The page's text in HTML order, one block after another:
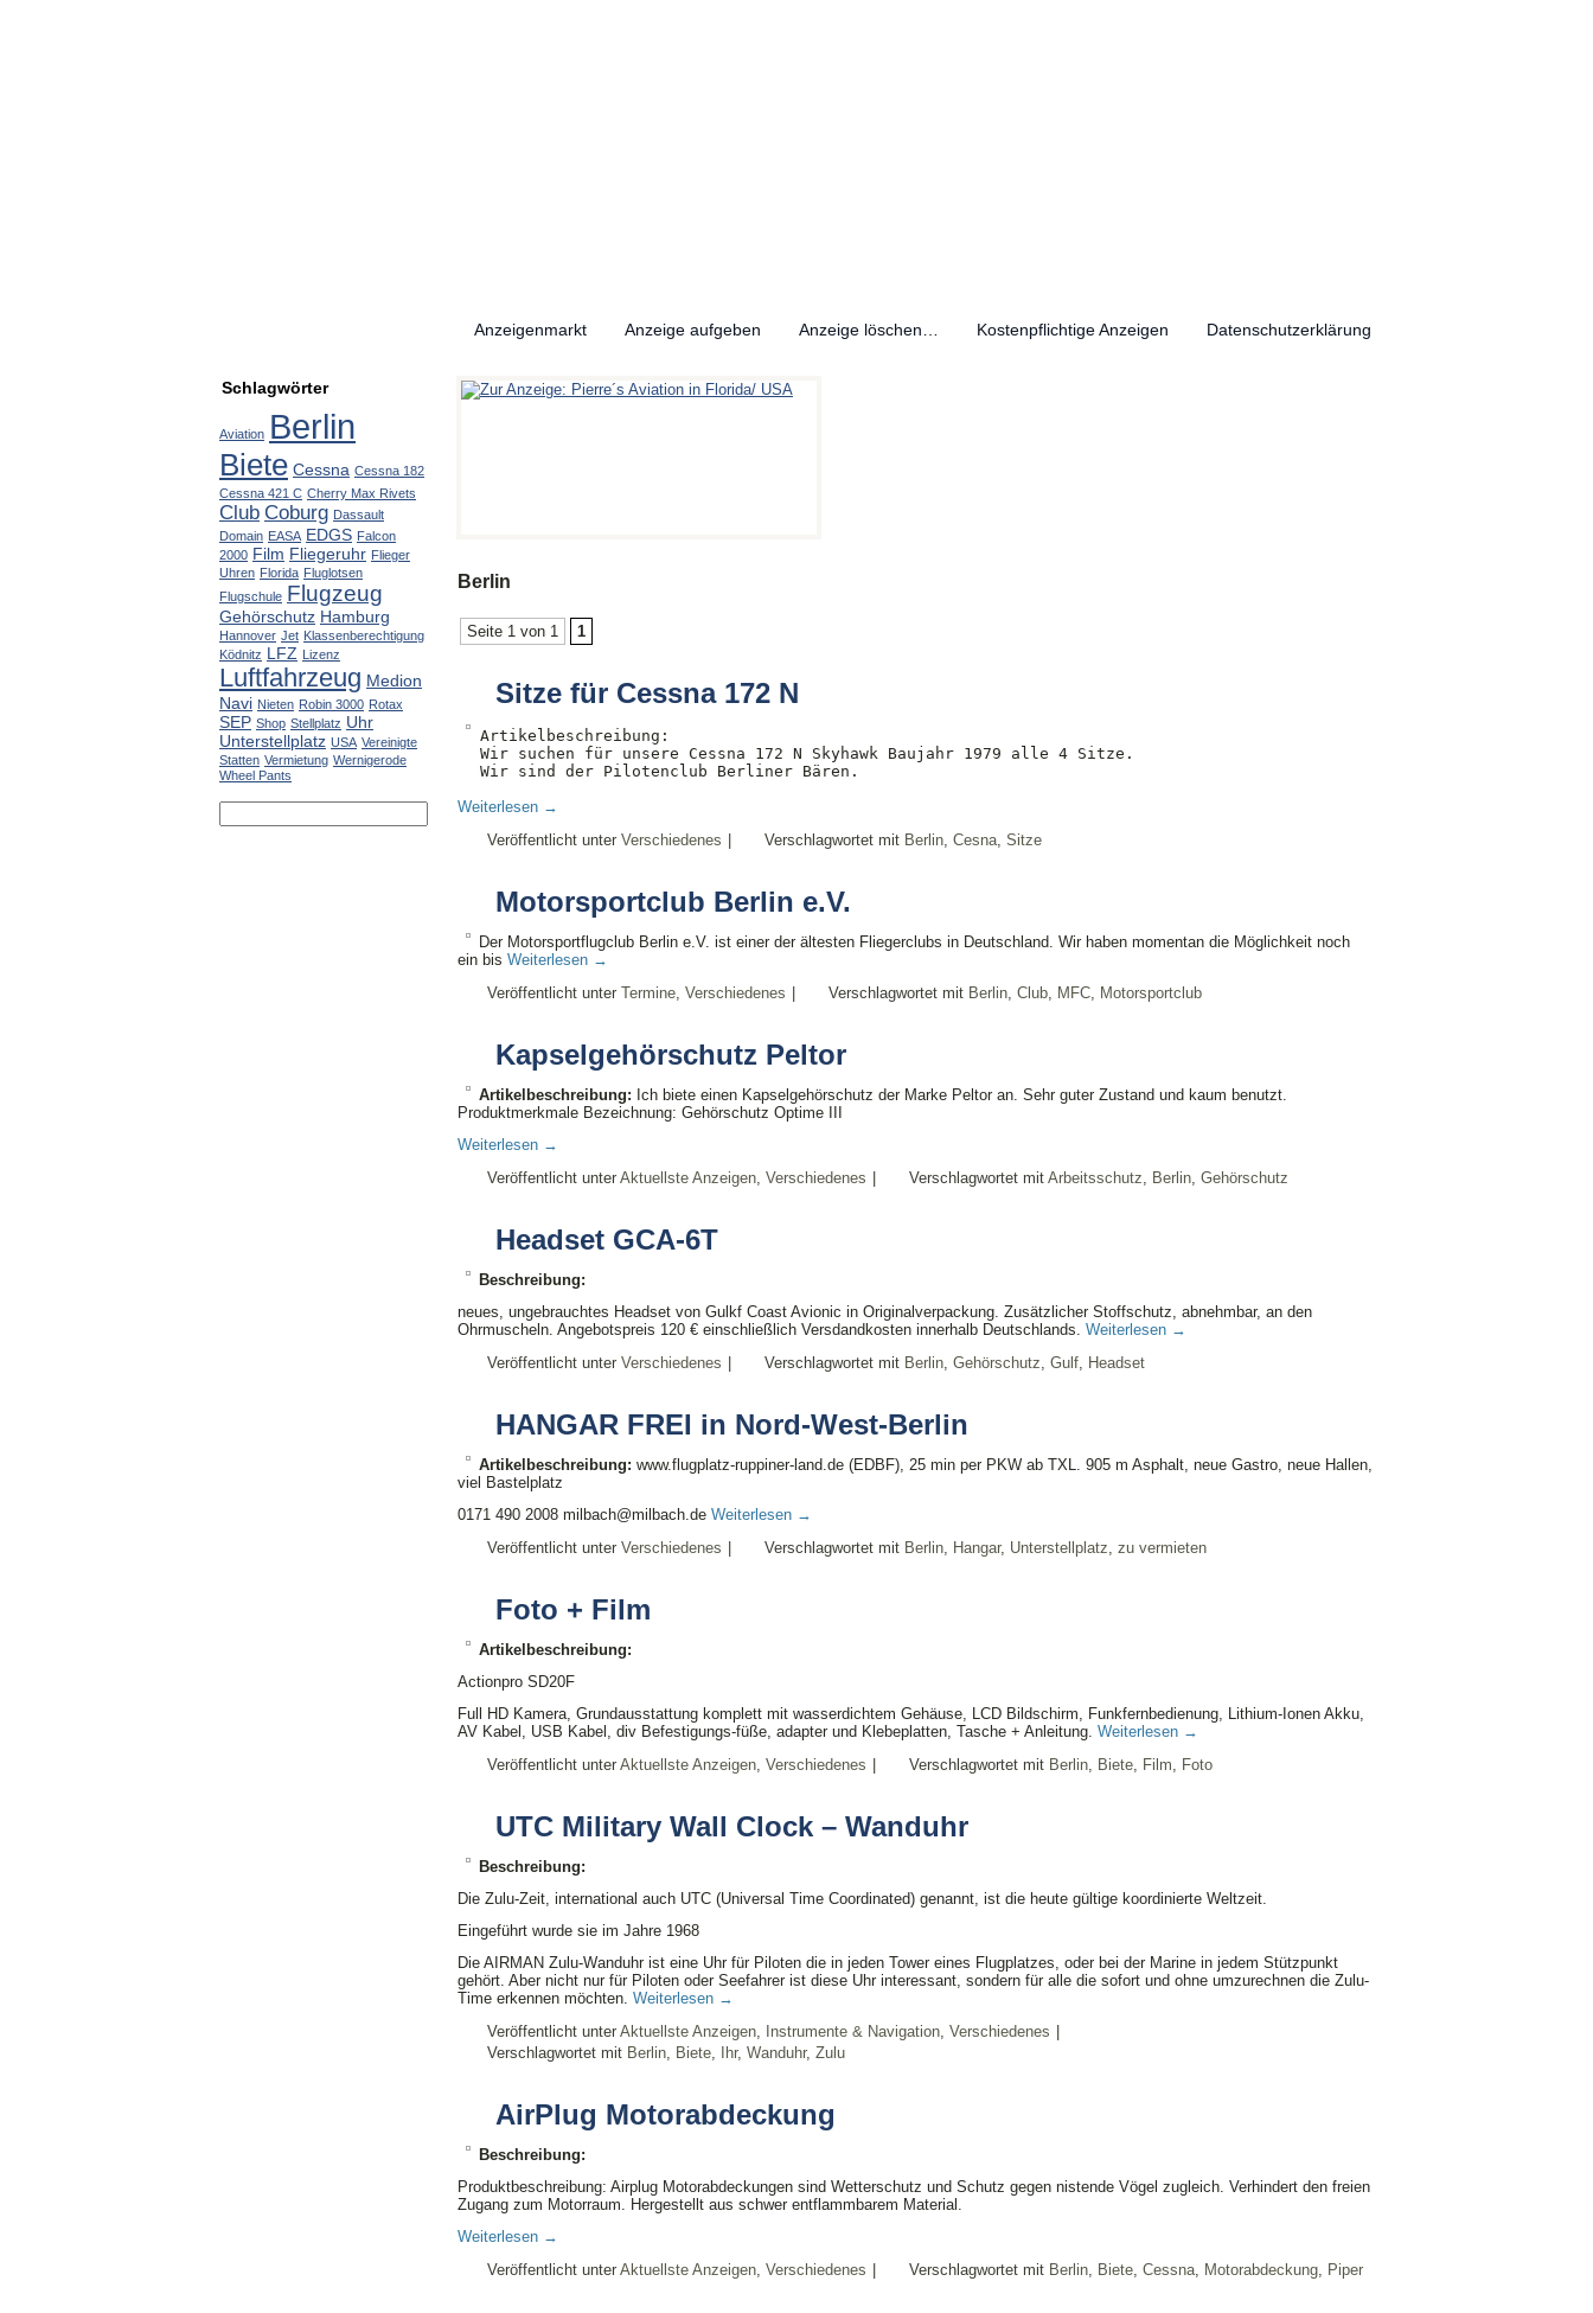
Anzeigenmarkt Anzeige aufgeben Anzeige löschen… Kostenpflichtige Anzeigen Datenschutzerklärung
Schlagwörter
Aviation Berlin
Biete Cessna Cessna 182
Cessna 421 C Cherry Max Rivets
Club Coburg Dassault
Domain EASA EDGS Falcon
2000 Film Fliegeruhr Flieger
Uhren Florida Fluglotsen
Flugschule Flugzeug
Gehörschutz Hamburg
Hannover Jet Klassenberechtigung
Ködnitz LFZ Lizenz
Luftfahrzeug Medion
Navi Nieten Robin 3000 Rotax
SEP Shop Stellplatz Uhr
Unterstellplatz USA Vereinigte
Statten Vermietung Wernigerode
Wheel Pants
Berlin
Seite 1 von 1 1
Sitze für Cessna 172 N
Artikelbeschreibung:
Wir suchen für unsere Cessna 172 N Skyhawk Baujahr 1979 alle 4 Sitze.
Wir sind der Pilotenclub Berliner Bären.
Weiterlesen →
Veröffentlicht unter Verschiedenes | Verschlagwortet mit Berlin Cesna Sitze
Motorsportclub Berlin e.V.
Der Motorsportflugclub Berlin e.V. ist einer der ältesten Fliegerclubs in Deutschland. Wir haben momentan die Möglichkeit noch
ein bis Weiterlesen →
Veröffentlicht unter Termine Verschiedenes | Verschlagwortet mit Berlin Club MFC Motorsportclub
Kapselgehörschutz Peltor
Artikelbeschreibung: Ich biete einen Kapselgehörschutz der Marke Peltor an. Sehr guter Zustand und kaum benutzt.
Produktmerkmale Bezeichnung: Gehörschutz Optime III
Weiterlesen →
Veröffentlicht unter Aktuellste Anzeigen Verschiedenes | Verschlagwortet mit Arbeitsschutz Berlin Gehörschutz
Headset GCA-6T
Beschreibung:
neues, ungebrauchtes Headset von Gulkf Coast Avionic in Originalverpackung. Zusätzlicher Stoffschutz, abnehmbar, an den
Ohrmuscheln. Angebotspreis 120 € einschließlich Versdandkosten innerhalb Deutschlands. Weiterlesen →
Veröffentlicht unter Verschiedenes | Verschlagwortet mit Berlin Gehörschutz Gulf Headset
HANGAR FREI in Nord-West-Berlin
Artikelbeschreibung: www.flugplatz-ruppiner-land.de (EDBF), 25 min per PKW ab TXL. 905 m Asphalt, neue Gastro, neue Hallen,
viel Bastelplatz
0171 490 2008 milbach@milbach.de Weiterlesen →
Veröffentlicht unter Verschiedenes | Verschlagwortet mit Berlin Hangar, Unterstellplatz zu vermieten
Foto + Film
Artikelbeschreibung:
Actionpro SD20F
Full HD Kamera, Grundausstattung komplett mit wasserdichtem Gehäuse, LCD Bildschirm, Funkfernbedienung, Lithium-Ionen Akku,
AV Kabel, USB Kabel, div Befestigungs-füße, adapter und Klebeplatten, Tasche + Anleitung. Weiterlesen →
Veröffentlicht unter Aktuellste Anzeigen Verschiedenes | Verschlagwortet mit Berlin Biete Film Foto
UTC Military Wall Clock – Wanduhr
Beschreibung:
Die Zulu-Zeit, international auch UTC (Universal Time Coordinated) genannt, ist die heute gültige koordinierte Weltzeit.
Eingeführt wurde sie im Jahre 1968
Die AIRMAN Zulu-Wanduhr ist eine Uhr für Piloten die in jeden Tower eines Flugplatzes, oder bei der Marine in jedem Stützpunkt
gehört. Aber nicht nur für Piloten oder Seefahrer ist diese Uhr interessant, sondern für alle die sofort und ohne umzurechnen die Zulu-
Time erkennen möchten. Weiterlesen →
Veröffentlicht unter Aktuellste Anzeigen Instrumente & Navigation Verschiedenes |
Verschlagwortet mit Berlin Biete Ihr, Wanduhr, Zulu
AirPlug Motorabdeckung
Beschreibung:
Produktbeschreibung: Airplug Motorabdeckungen sind Wetterschutz und Schutz gegen nistende Vögel zugleich. Verhindert den freien
Zugang zum Motorraum. Hergestellt aus schwer entflammbarem Material.
Weiterlesen →
Veröffentlicht unter Aktuellste Anzeigen Verschiedenes | Verschlagwortet mit Berlin Biete Cessna Motorabdeckung Piper